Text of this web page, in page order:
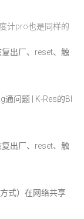
计pro也是同样的
出厂、reset、触
问题 | K-Res的Bl
出厂、reset、触
式）在网络共享